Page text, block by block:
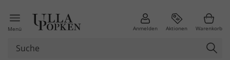
Menü Anmelden Aktionen Warenkorb